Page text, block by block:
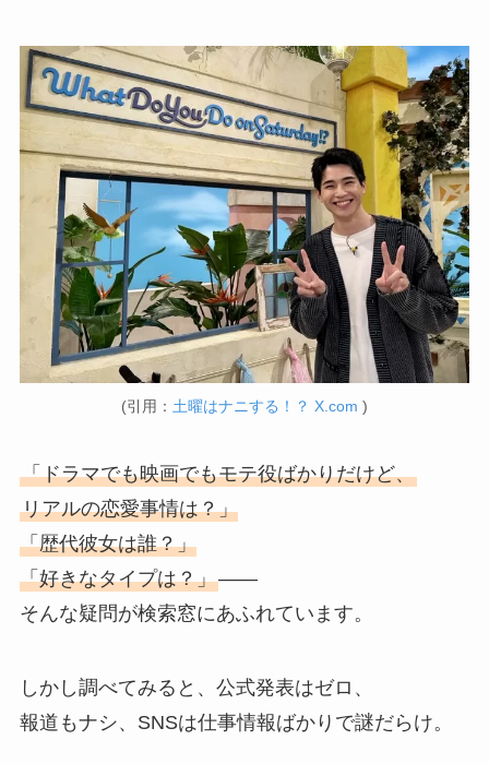
(引用： 土曜はナニする！？ X.com )
「ドラマでも映画でもモテ役ばかりだけど、
リアルの恋愛事情は？」
「歴代彼女は誰？」
「好きなタイプは？」――
そんな疑問が検索窓にあふれています。
しかし調べてみると、公式発表はゼロ、
報道もナシ、SNSは仕事情報ばかりで謎だらけ。